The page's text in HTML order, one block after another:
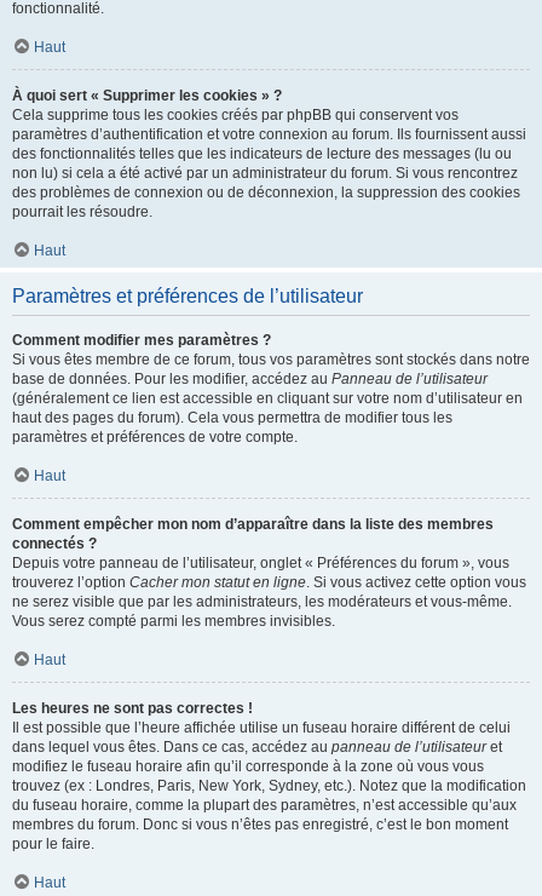
fonctionnalité.
Haut
À quoi sert « Supprimer les cookies » ?
Cela supprime tous les cookies créés par phpBB qui conservent vos
paramètres d’authentification et votre connexion au forum. Ils fournissent aussi
des fonctionnalités telles que les indicateurs de lecture des messages (lu ou
non lu) si cela a été activé par un administrateur du forum. Si vous rencontrez
des problèmes de connexion ou de déconnexion, la suppression des cookies
pourrait les résoudre.
Haut
Paramètres et préférences de l’utilisateur
Comment modifier mes paramètres ?
Si vous êtes membre de ce forum, tous vos paramètres sont stockés dans notre
base de données. Pour les modifier, accédez au Panneau de l’utilisateur
(généralement ce lien est accessible en cliquant sur votre nom d’utilisateur en
haut des pages du forum). Cela vous permettra de modifier tous les
paramètres et préférences de votre compte.
Haut
Comment empêcher mon nom d’apparaître dans la liste des membres
connectés ?
Depuis votre panneau de l’utilisateur, onglet « Préférences du forum », vous
trouverez l’option Cacher mon statut en ligne. Si vous activez cette option vous
ne serez visible que par les administrateurs, les modérateurs et vous-même.
Vous serez compté parmi les membres invisibles.
Haut
Les heures ne sont pas correctes !
Il est possible que l’heure affichée utilise un fuseau horaire différent de celui
dans lequel vous êtes. Dans ce cas, accédez au panneau de l’utilisateuret
modifiez le fuseau horaire afin qu’il corresponde à la zone où vous vous
trouvez (ex : Londres, Paris, New York, Sydney, etc.). Notez que la modification
du fuseau horaire, comme la plupart des paramètres, n’est accessible qu’aux
membres du forum. Donc si vous n’êtes pas enregistré, c’est le bon moment
pour le faire.
Haut